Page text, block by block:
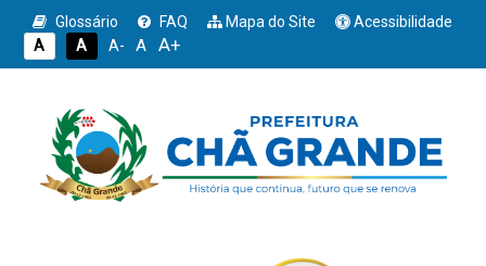
Glossário FAQ Mapa do Site
Acessibilidade
A
A A- A A+